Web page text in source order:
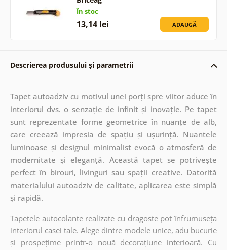
În stoc
13,14 lei ADAUGĂ
Descrierea produsului și parametrii
Tapet autoadziv cu motivul unei porți spre viitor aduce în
interiorul dvs. o senzație de infinit și inovație. Pe tapet
sunt reprezentate forme geometrice în nuanțe de alb,
care creează impresia de spațiu și ușurință. Nuantele
luminoase și designul minimalist evocă o atmosferă de
modernitate și eleganță. Această tapet se potrivește
perfect în birouri, livinguri sau spații creative. Datorită
materialului autoadziv de calitate, aplicarea este simplă
și rapidă.
Tapetele autocolante realizate cu dragoste pot înfrumuseța
interiorul casei tale. Alege dintre modele unice, adu bucurie
și prospețime printr-o nouă decorațiune interioară. Cu